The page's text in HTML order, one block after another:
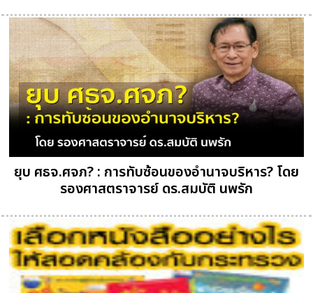
ยุบ ศธจ.ศจภ? : การทับซ้อนของอำนาจบริหาร? โดย
รองศาสตราจารย์ ดร.สมบัติ นพรัก